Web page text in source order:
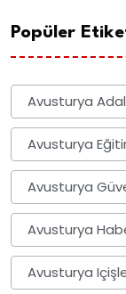
Popüler
Avusturya
Avusturya
Avusturya
Avusturya
Avusturya